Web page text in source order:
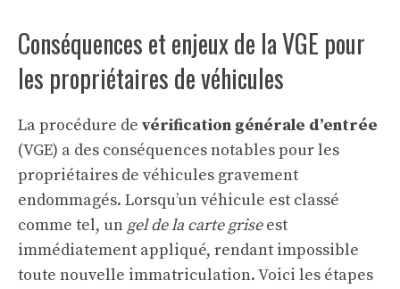
Conséquences et enjeux de la VGE pour
les propriétaires de véhicules
La procédure de vérification générale d’entrée
(VGE) a des conséquences notables pour les
propriétaires de véhicules gravement
endommagés. Lorsqu’un véhicule est classé
comme tel, un gel de la carte griseest
immédiatement appliqué, rendant impossible
toute nouvelle immatriculation. Voici les étapes